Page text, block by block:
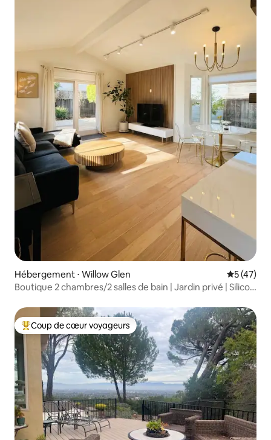
Hébergement ⋅ Willow Glen
5 (47)
Boutique 2 chambres/2 salles de bain | Jardin privé | Silicon
Coups de cœur voyageurs les plus appréciés
Coup de cœur voyageurs